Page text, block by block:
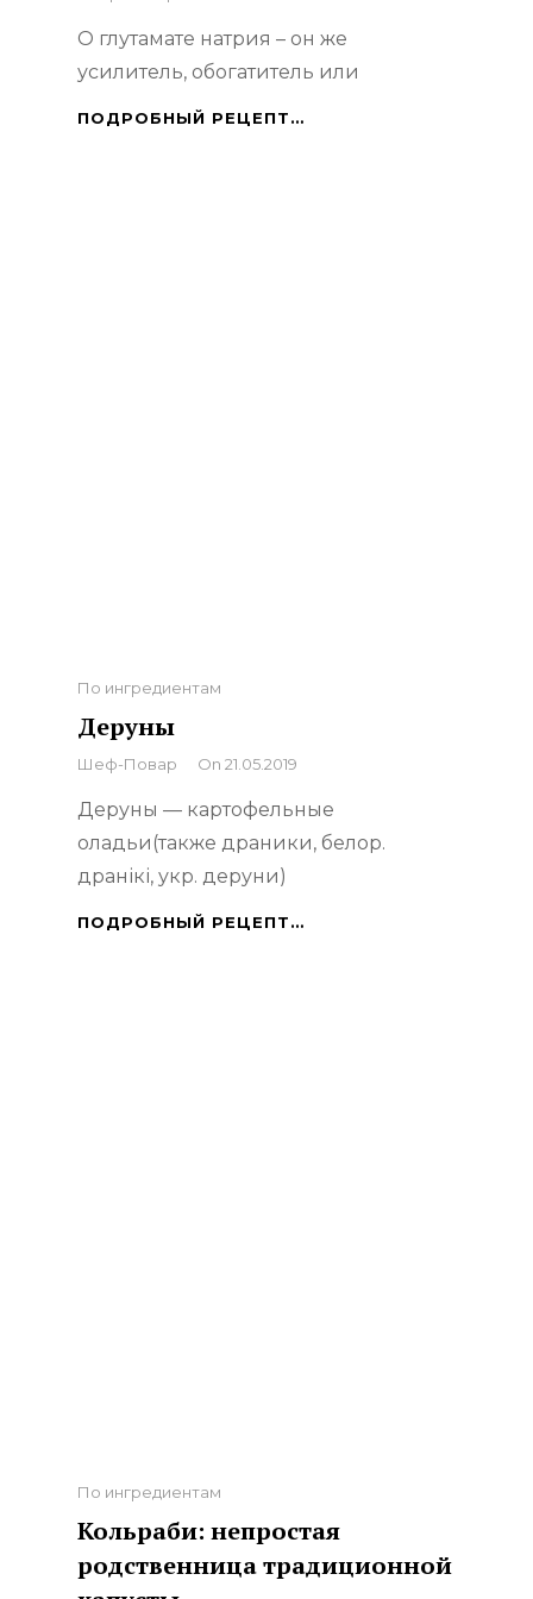
О глутамате натрия – он же
усилитель, обогатитель или
ПОДРОБНЫЙ РЕЦЕПТ…
Categories
По ингредиентам
Деруны
By
Шеф-Повар On 21.05.2019
Деруны — картофельные
оладьи(также драники, белор.
дранікі, укр. деруни)
ПОДРОБНЫЙ РЕЦЕПТ…
Categories
По ингредиентам
Кольраби: непростая
родственница традиционной